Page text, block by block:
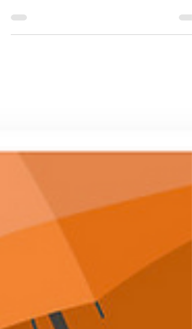
emprendimiento como herramientas para
fortalecer la economía local y generar